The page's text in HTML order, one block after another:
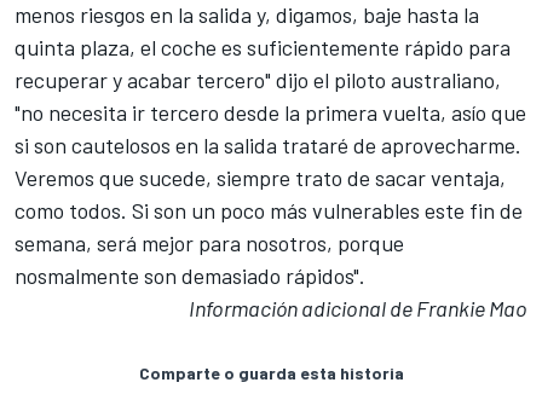
menos riesgos en la salida y, digamos, baje hasta la
quinta plaza, el coche es suficientemente rápido para
recuperar y acabar tercero" dijo el piloto australiano,
"no necesita ir tercero desde la primera vuelta, asío que
si son cautelosos en la salida trataré de aprovecharme.
Veremos que sucede, siempre trato de sacar ventaja,
como todos. Si son un poco más vulnerables este fin de
semana, será mejor para nosotros, porque
nosmalmente son demasiado rápidos".
Información adicional de Frankie Mao
Comparte o guarda esta historia